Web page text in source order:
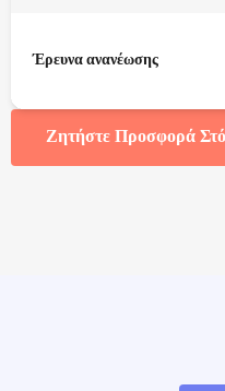
Έρευνα ανανέωσης
Ζητήστε Προσφορά